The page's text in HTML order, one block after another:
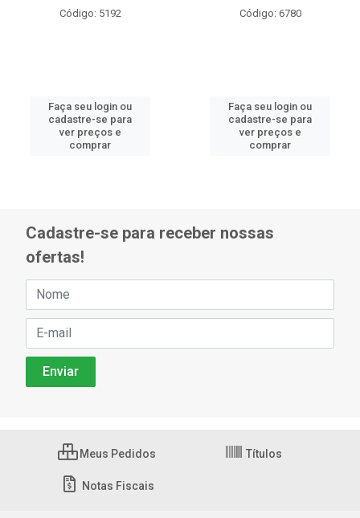
Código: 5192
Faça seu login ou
cadastre-se para
ver preços e
comprar
Código: 6780
Faça seu login ou
cadastre-se para
ver preços e
comprar
Cadastre-se para receber nossas
ofertas!
Meus Pedidos Títulos
Notas Fiscais